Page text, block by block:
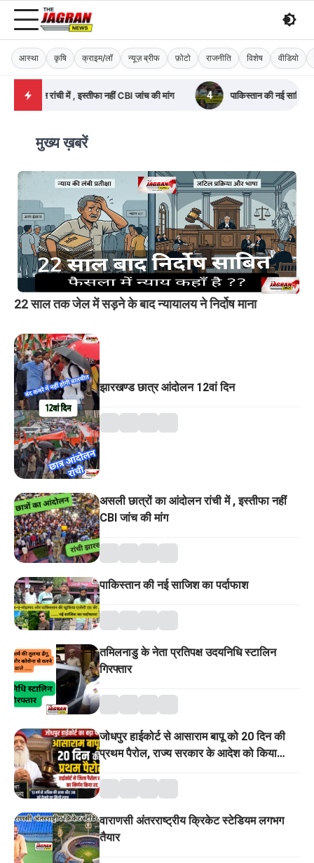
आस्था कृषि क्राइम/लॉ न्यूज़ ब्रीफ फ़ोटो राजनीति विशेष वीडियो
जांच की मांग 4 पाकिस्तान की नई साजिश का पर्दाफाश 5 तमिलनाडु
मुख्य ख़बरें
22 साल तक जेल में सड़ने के बाद न्यायालय ने निर्दोष माना
झारखण्ड छात्र आंदोलन 12वां दिन
असली छात्रों का आंदोलन रांची में , इस्तीफा नहीं
CBI जांच की मांग
पाकिस्तान की नई साजिश का पर्दाफाश
तमिलनाडु के नेता प्रतिपक्ष उदयनिधि स्टालिन
गिरफ्तार
जोधपुर हाईकोर्ट से आसाराम बापू को 20 दिन की
प्रथम पैरोल, राज्य सरकार के आदेश को किया
वाराणसी अंतरराष्ट्रीय क्रिकेट स्टेडियम लगभग
तैयार